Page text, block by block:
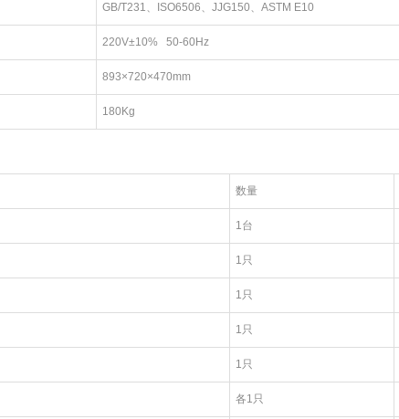
GB/T231、ISO6506、JJG150、ASTM E10
220V±10% 50-60Hz
893×720×470mm
180Kg
数量
1台
1只
1只
1只
1只
各1只